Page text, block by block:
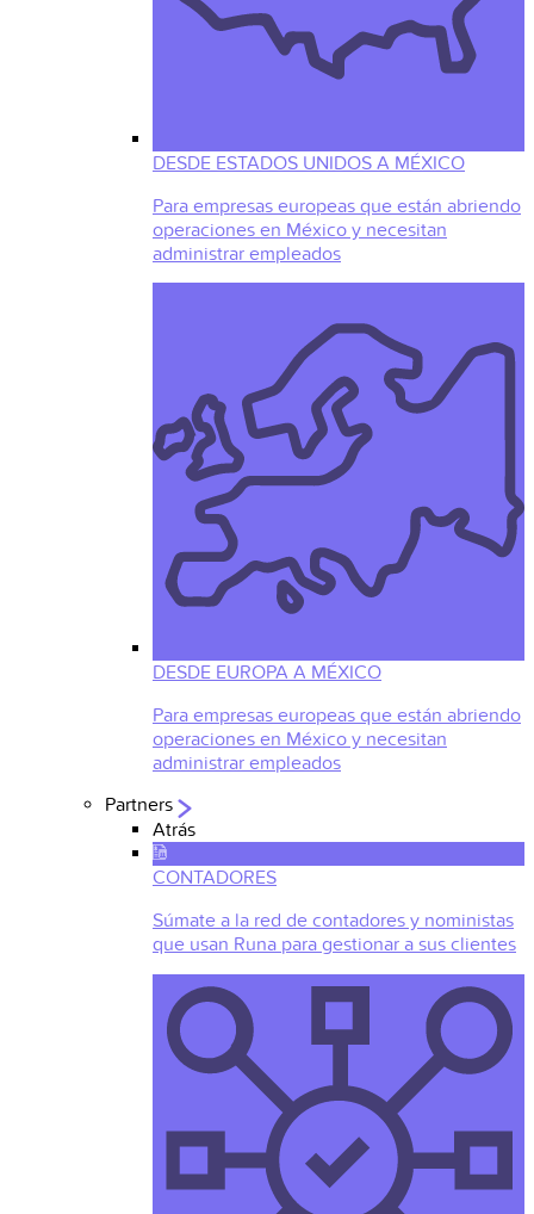
DESDE ESTADOS UNIDOS A MÉXICO
Para empresas europeas que están abriendo
operaciones en México y necesitan
administrar empleados
DESDE EUROPA A MÉXICO
Para empresas europeas que están abriendo
operaciones en México y necesitan
administrar empleados
Partners
Atrás
CONTADORES
Súmate a la red de contadores y noministas
que usan Runa para gestionar a sus clientes